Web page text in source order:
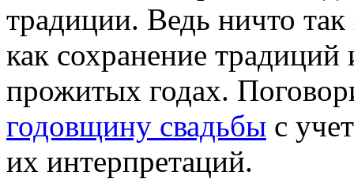
традиции. Ведь ничто
как сохранение
прожитых годах.
годовщину свадьбы с
их интерпретаций.